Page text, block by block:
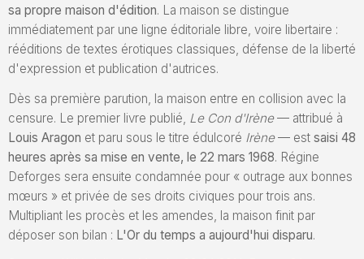
sa propre maison d'édition. La maison se distingue
immédiatement par une ligne éditoriale libre, voire libertaire :
rééditions de textes érotiques classiques, défense de la liberté
d'expression et publication d'autrices.
Dès sa première parution, la maison entre en collision avec la
censure. Le premier livre publié, Le Con d'Irène— attribué à
Louis Aragon et paru sous le titre édulcoré Irène— est saisi 48
heures après sa mise en vente, le 22 mars 1968. Régine
Deforges sera ensuite condamnée pour « outrage aux bonnes
mœurs » et privée de ses droits civiques pour trois ans.
Multipliant les procès et les amendes, la maison finit par
déposer son bilan : L'Or du temps a aujourd'hui disparu.